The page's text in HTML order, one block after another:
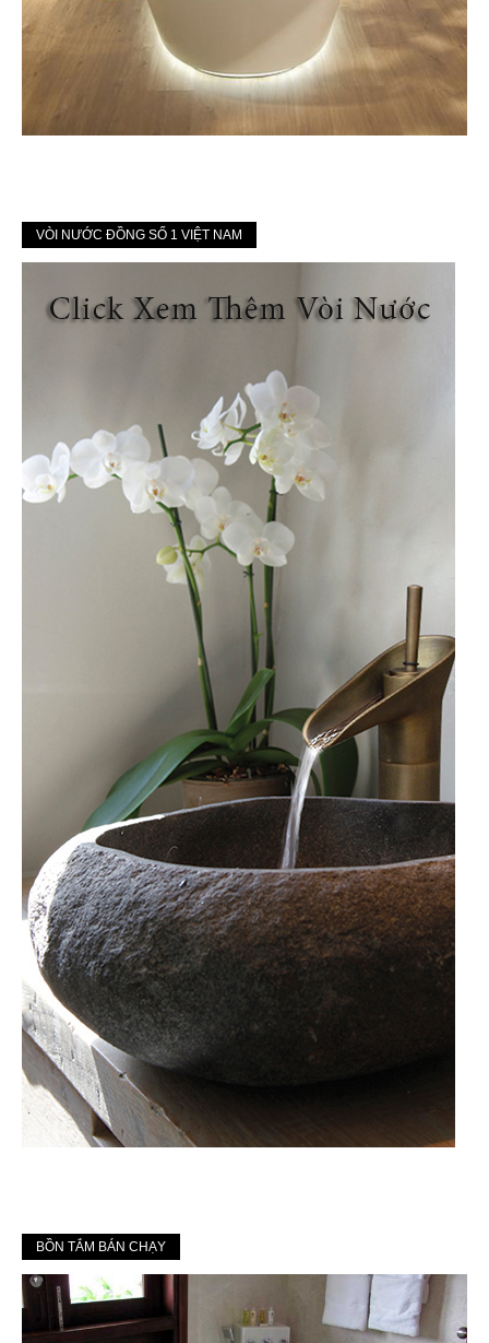
VÒI NƯỚC ĐỒNG SỐ 1 VIỆT NAM
BỒN TẮM BÁN CHẠY